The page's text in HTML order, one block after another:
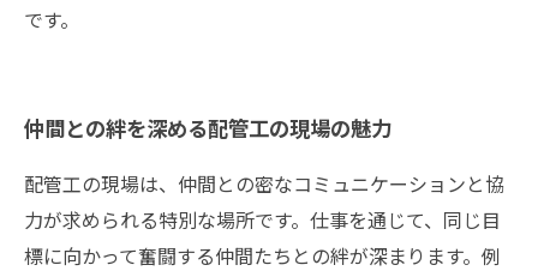
です。
仲間との絆を深める配管工の現場の魅力
配管工の現場は、仲間との密なコミュニケーションと協
力が求められる特別な場所です。仕事を通じて、同じ目
標に向かって奮闘する仲間たちとの絆が深まります。例